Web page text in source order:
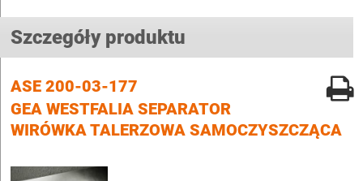
Szczegóły produktu
ASE 200-03-177
GEA WESTFALIA SEPARATOR
WIRÓWKA TALERZOWA SAMOCZYSZCZĄCA